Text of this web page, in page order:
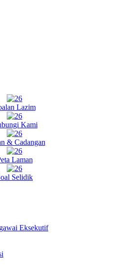
Lazim
Kami
& Cadangan
Laman
Selidik
Eksekutif